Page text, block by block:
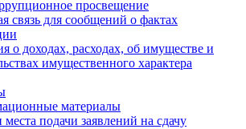
просвещение
связь для сообщений о фактах
о доходах, расходах, об имуществе и
имущественного характера
материалы
подачи заявлений на сдачу